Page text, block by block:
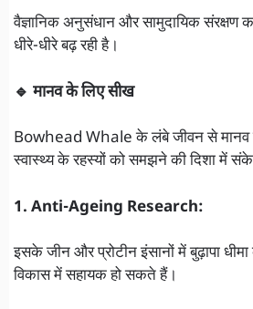
वैज्ञानिक अनुसंधान और सामुदायिक संरक्षण
धीरे-धीरे बढ़ रही है।
🔹 मानव के लिए सीख
Bowhead Whale के लंबे जीवन से मानव
स्वास्थ्य के रहस्यों को समझने की दिशा में
1. Anti-Ageing Research:
इसके जीन और प्रोटीन इंसानों में बुढ़ापा
विकास में सहायक हो सकते हैं।